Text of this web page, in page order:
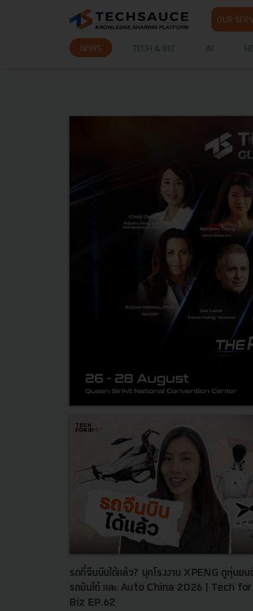
OUR
NEWS TECH & BIZ AI
รถที่จีนบินได้แล้ว? บุกโรงงาน XPENG ดูหุ่นยน
รถบินได้ และ Auto China 2026 | Tech for
Biz EP.62